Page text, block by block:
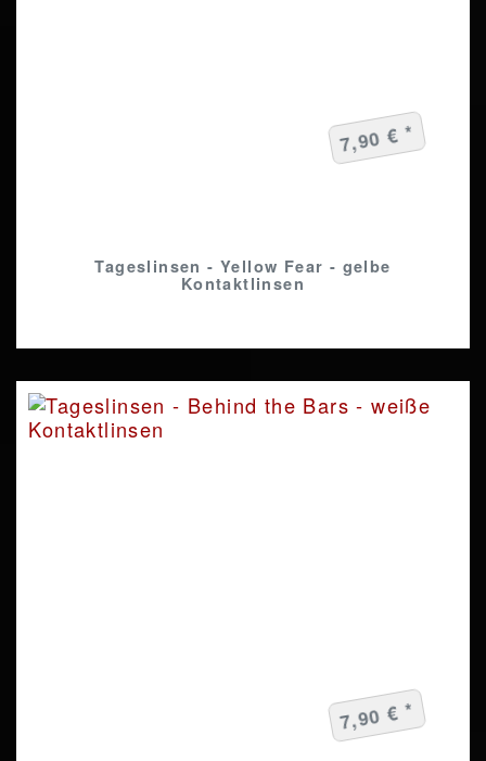
Tageslinsen - Yellow Fear - gelbe
Kontaktlinsen
7,90 € *
7,90 € *